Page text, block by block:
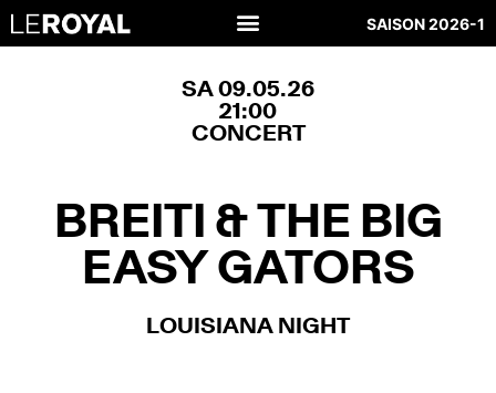
SAISON 2026-1
SA 09.05.26
21:00
CONCERT
BREITI & THE BIG
EASY GATORS
LOUISIANA NIGHT